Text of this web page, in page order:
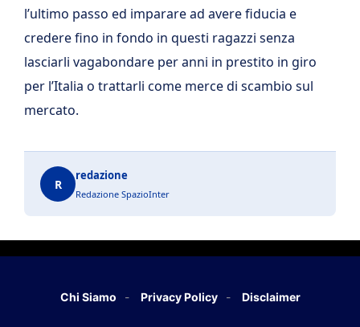
l’ultimo passo ed imparare ad avere fiducia e
credere fino in fondo in questi ragazzi senza
lasciarli vagabondare per anni in prestito in giro
per l’Italia o trattarli come merce di scambio sul
mercato.
R
redazione
Redazione SpazioInter
Chi Siamo Privacy Policy Disclaimer